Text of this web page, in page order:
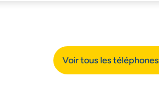
Voir tous les téléphones